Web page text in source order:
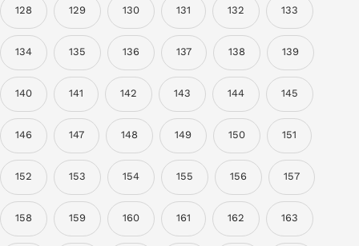
128 129 130 131 132 133
134 135 136 137 138 139
140 141 142 143 144 145
146 147 148 149 150 151
152 153 154 155 156 157
158 159 160 161 162 163